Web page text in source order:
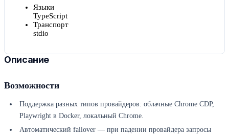
Языки
TypeScript
Транспорт
stdio
Описание
Возможности
Поддержка разных типов провайдеров: облачные Chrome CDP,
Playwright в Docker, локальный Chrome.
Автоматический failover — при падении провайдера запросы